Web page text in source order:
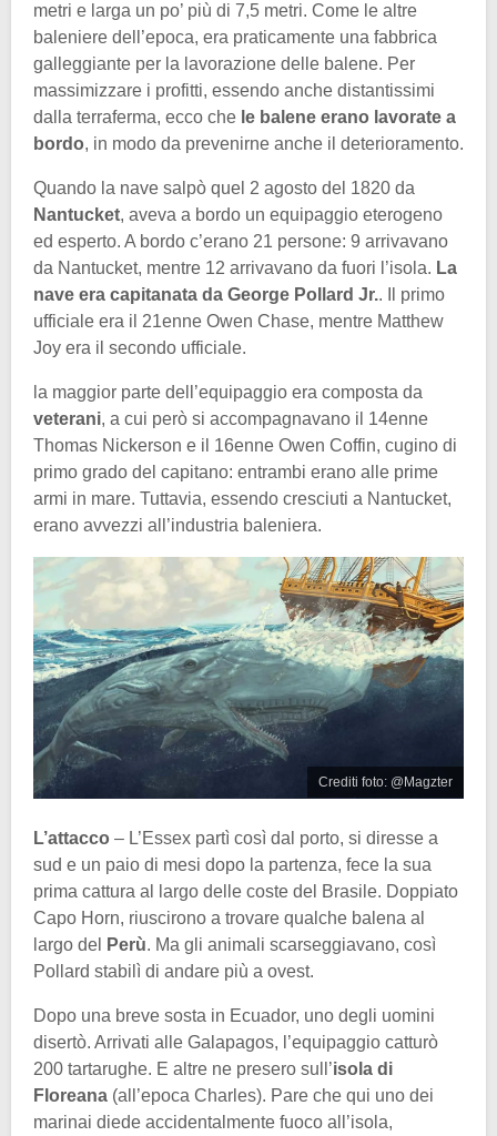
metri e larga un po’ più di 7,5 metri. Come le altre
baleniere dell’epoca, era praticamente una fabbrica
galleggiante per la lavorazione delle balene. Per
massimizzare i profitti, essendo anche distantissimi
dalla terraferma, ecco che le balene erano lavorate a
bordo, in modo da prevenirne anche il deterioramento.
Quando la nave salpò quel 2 agosto del 1820 da
Nantucket, aveva a bordo un equipaggio eterogeno
ed esperto. A bordo c’erano 21 persone: 9 arrivavano
da Nantucket, mentre 12 arrivavano da fuori l’isola. La
nave era capitanata da George Pollard Jr.. Il primo
ufficiale era il 21enne Owen Chase, mentre Matthew
Joy era il secondo ufficiale.
la maggior parte dell’equipaggio era composta da
veterani, a cui però si accompagnavano il 14enne
Thomas Nickerson e il 16enne Owen Coffin, cugino di
primo grado del capitano: entrambi erano alle prime
armi in mare. Tuttavia, essendo cresciuti a Nantucket,
erano avvezzi all’industria baleniera.
Crediti foto: @Magzter
L’attacco – L’Essex partì così dal porto, si diresse a
sud e un paio di mesi dopo la partenza, fece la sua
prima cattura al largo delle coste del Brasile. Doppiato
Capo Horn, riuscirono a trovare qualche balena al
largo del
Perù. Ma gli animali scarseggiavano, così
Pollard stabilì di andare più a ovest.
Dopo una breve sosta in Ecuador, uno degli uomini
disertò. Arrivati alle Galapagos, l’equipaggio catturò
200 tartarughe. E altre ne presero sull’isola di
Floreana (all’epoca Charles). Pare che qui uno dei
marinai diede accidentalmente fuoco all’isola,